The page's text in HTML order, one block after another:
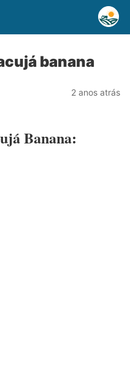
banana
2 anos atrás
Banana: